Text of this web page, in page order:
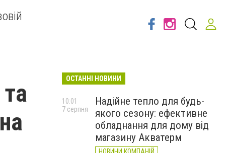
ОСТАННІ НОВИНИ
Надійне тепло для будь-
якого сезону: ефективне
обладнання для дому від
магазину Акватерм
10:01
7 серпня